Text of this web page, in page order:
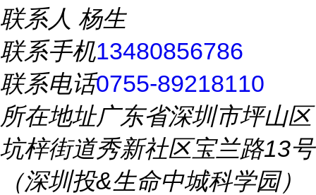
联系人 杨生
联系手机13480856786
联系电话0755-89218110
所在地址广东省深圳市坪山区
坑梓街道秀新社区宝兰路13号
（深圳投&生命中城科学园）